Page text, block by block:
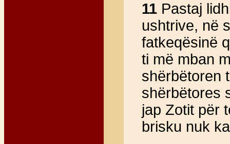
11Pastaj
ushtrive, në
fatkeqësinë
ti më mban
shërbëtoren
shërbëtores
jap Zotit për
brisku nuk